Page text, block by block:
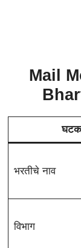
Mail
घटक
भरतीचे नाव
विभाग